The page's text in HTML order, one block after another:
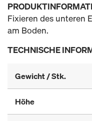
Fixieren des unteren
am Boden.
TECHNISCHE
Gewicht / Stk.
Höhe